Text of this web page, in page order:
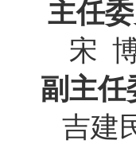
主任
宋
副主任
吉建